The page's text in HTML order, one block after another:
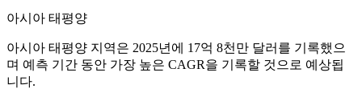
아시아 태평양
아시아 태평양 지역은 2025년에 17억 8천만 달러를 기록했으
며 예측 기간 동안 가장 높은 CAGR을 기록할 것으로 예상됩
니다.